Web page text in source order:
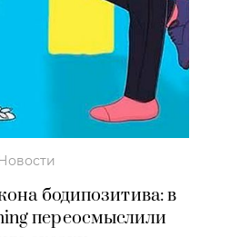
бодипозитива: в
переосмыслили